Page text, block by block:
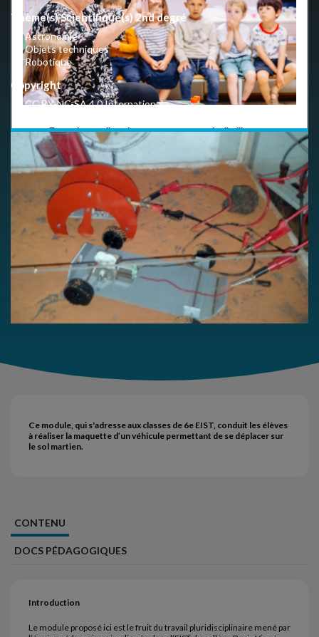
Thème(s) Scientifique(s) 2nd degré
Astronomie
Objets techniques
Robotique
Copyright
CC BY-NC-SA 4.0 International
Ce module, qui s'adresse aux classes de 6e EIST, conduit les élèves
à réaliser la maquette d’un véhicule permettant de se déplacer sur
le sol martien.
CONTENU
DOCS PÉDAGOGIQUES
Introduction
Le module proposé ici est le fruit du travail pluridisciplinaire mené par
En quelques clics, donnez-nous votre avis d'utilisateur.
LIEN VERS LE QUESTIONNAIRE